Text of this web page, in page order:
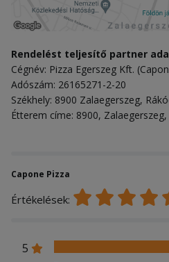
Rendelést teljesítő partner
Cégnév: Pizza Egerszeg Kft.
Adószám: 26165271-2-20
Székhely: 8900 Zalaegerszeg,
Étterem címe: 8900,
Capone Pizza
Értékelések:
5